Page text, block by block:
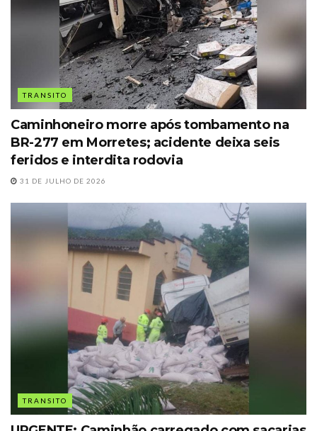
TRANSITO
Caminhoneiro morre após tombamento na
BR-277 em Morretes; acidente deixa seis
feridos e interdita rodovia
31 DE JULHO DE 2026
TRANSITO